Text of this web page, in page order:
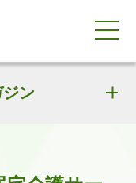
440
除く)
ン